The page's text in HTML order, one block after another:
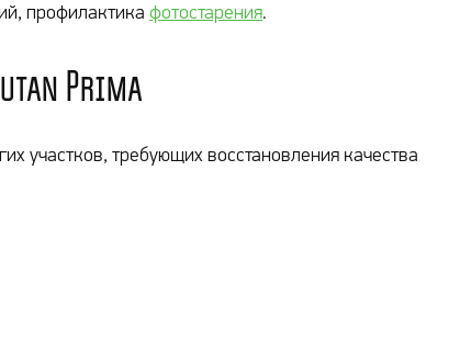
профилактика фотостарения.
Prima
участков, требующих восстановления качества